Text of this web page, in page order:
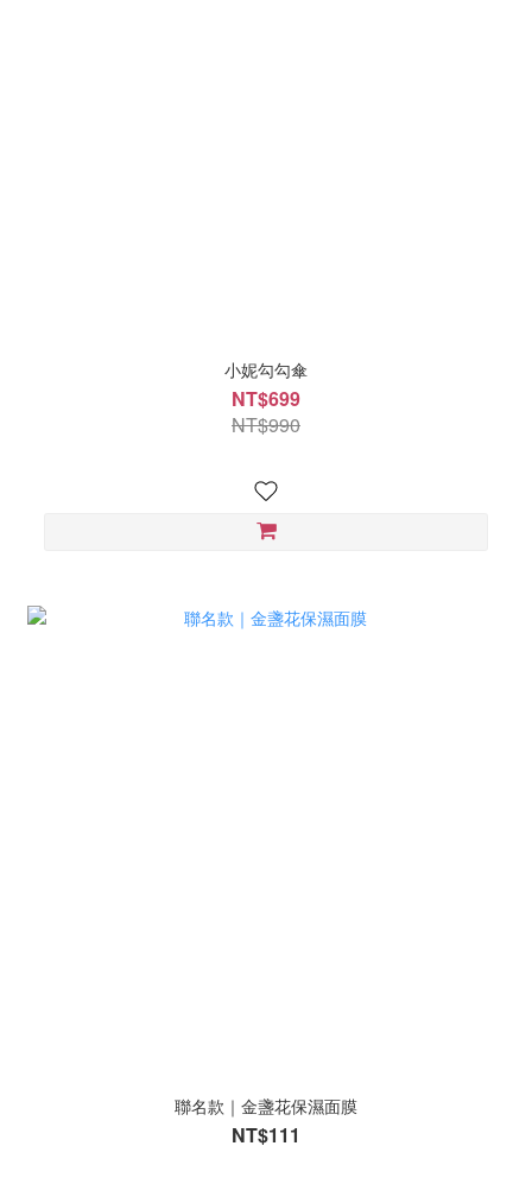
小妮勾勾傘
NT$699
NT$990
聯名款｜金盞花保濕面膜
NT$111